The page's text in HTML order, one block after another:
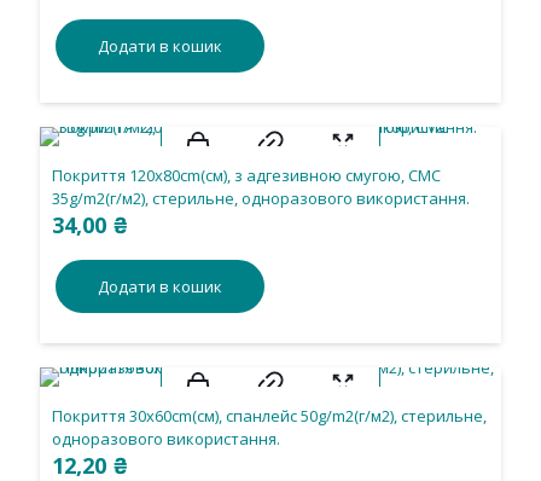
Додати в кошик
Покриття 120х80cm(см), з адгезивною смугою, СМС
35g/m2(г/м2), стерильне, одноразового використання.
34,00 ₴
Додати в кошик
Покриття 30х60cm(см), спанлейс 50g/m2(г/м2), стерильне,
одноразового використання.
12,20 ₴